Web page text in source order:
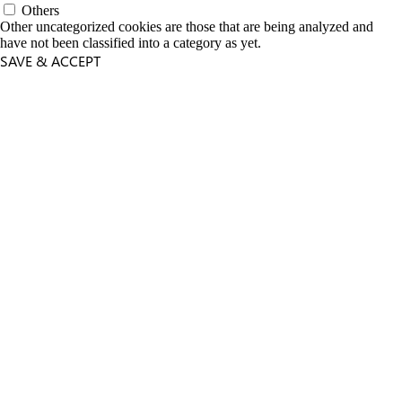
Others
Other uncategorized cookies are those that are being analyzed and
have not been classified into a category as yet.
SAVE & ACCEPT